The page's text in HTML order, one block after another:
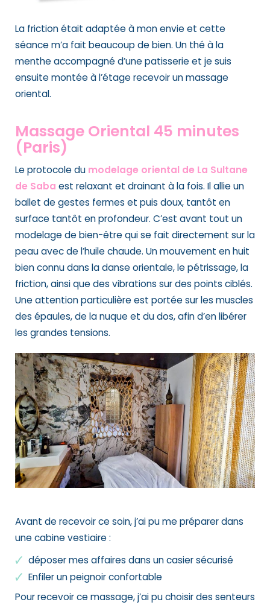
La friction était adaptée à mon envie et cette
séance m’a fait beaucoup de bien. Un thé à la
menthe accompagné d’une patisserie et je suis
ensuite montée à l’étage recevoir un massage
oriental.
Massage Oriental 45 minutes
(Paris)
Le protocole du modelage oriental de La Sultane
de Saba est relaxant et drainant à la fois. Il allie un
ballet de gestes fermes et puis doux, tantôt en
surface tantôt en profondeur. C’est avant tout un
modelage de bien-être qui se fait directement sur la
peau avec de l’huile chaude. Un mouvement en huit
bien connu dans la danse orientale, le pétrissage, la
friction, ainsi que des vibrations sur des points ciblés.
Une attention particulière est portée sur les muscles
des épaules, de la nuque et du dos, afin d’en libérer
les grandes tensions.
Avant de recevoir ce soin, j’ai pu me préparer dans
une cabine vestiaire :
déposer mes affaires dans un casier sécurisé
Enfiler un peignoir confortable
Pour recevoir ce massage, j’ai pu choisir des senteurs